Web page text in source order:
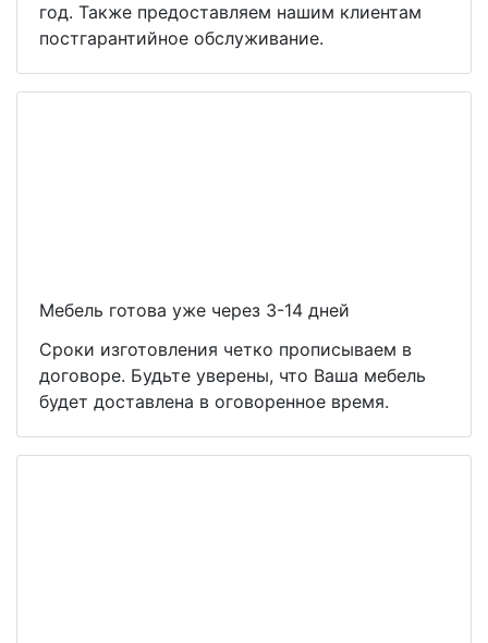
год. Также предоставляем нашим клиентам
постгарантийное обслуживание.
Мебель готова уже через 3-14 дней
Сроки изготовления четко прописываем в
договоре. Будьте уверены, что Ваша мебель
будет доставлена в оговоренное время.